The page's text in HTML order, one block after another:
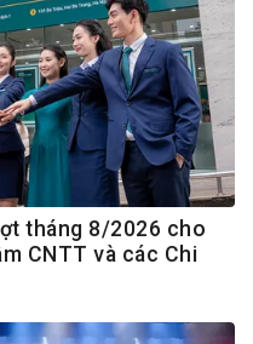
tháng 8/2026 cho
CNTT và các Chi